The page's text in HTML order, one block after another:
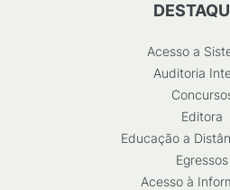
Acesso a
Auditoria
Editora
Educação a
Egressos
Acesso à